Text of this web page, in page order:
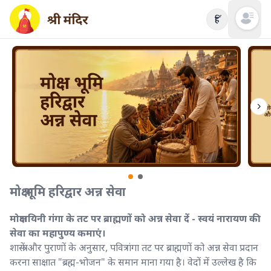
हिं Open
मोक्ष भूमि हरिद्वार अन्न सेवा
मोक्षदायिनी गंगा के तट पर ब्राह्मणों को अन्न सेवा दें - स्वयं नारायण की
सेवा का महापुण्य कमाएं।
शास्त्रों और पुराणों के अनुसार, पवित्र गंगा तट पर ब्राह्मणों को अन्न सेवा प्रदान
करना साक्षात "ब्रह्म-भोजन" के समान माना गया है। वेदों में उल्लेख है कि